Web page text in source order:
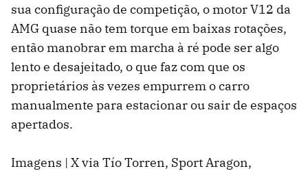
sua configuração de competição, o motor V12 da
AMG quase não tem torque em baixas rotações,
então manobrar em marcha à ré pode ser algo
lento e desajeitado, o que faz com que os
proprietários às vezes empurrem o carro
manualmente para estacionar ou sair de espaços
apertados.
Imagens | X via Tío Torren, Sport Aragon,